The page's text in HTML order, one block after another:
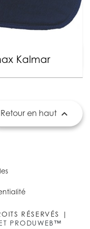
Kalmar
Retour en haut 
RÉSERVÉS |
PRODUWEB™